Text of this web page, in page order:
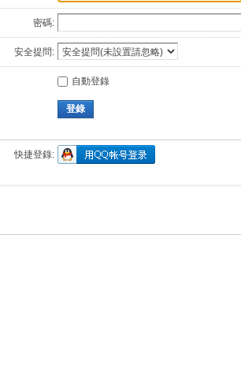
密碼:
安全提問:
自動登錄
登錄
快捷登錄: